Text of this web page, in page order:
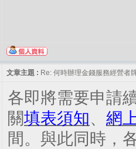
文章主題 : Re: 何時辦理金錢服務經營者
各即將需要申請
關填表須知、 網
間。與此同時，